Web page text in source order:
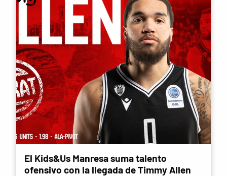
El Kids&Us Manresa suma talento
ofensivo con la llegada de Timmy Allen